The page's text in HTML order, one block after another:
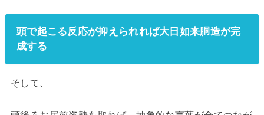
頭で起こる反応が抑えられれば大日如来胴造が完
成する
そして、